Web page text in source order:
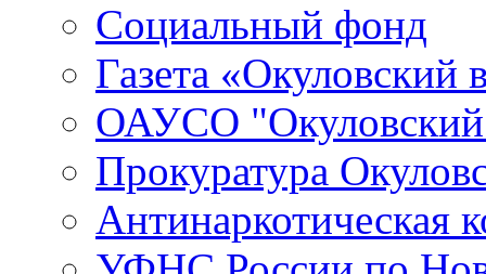
Социальный фонд
Газета «Окуловский
ОАУСО
Прокуратура
Антинаркотическая